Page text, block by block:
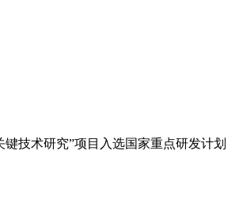
技术研究”项目入选国家重点研发计划